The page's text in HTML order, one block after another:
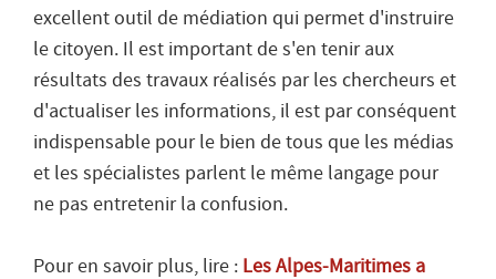
excellent outil de médiation qui permet d'instruire
le citoyen. Il est important de s'en tenir aux
résultats des travaux réalisés par les chercheurs et
d'actualiser les informations, il est par conséquent
indispensable pour le bien de tous que les médias
et les spécialistes parlent le même langage pour
ne pas entretenir la confusion.
Pour en savoir plus, lire : Les Alpes-Maritimes a